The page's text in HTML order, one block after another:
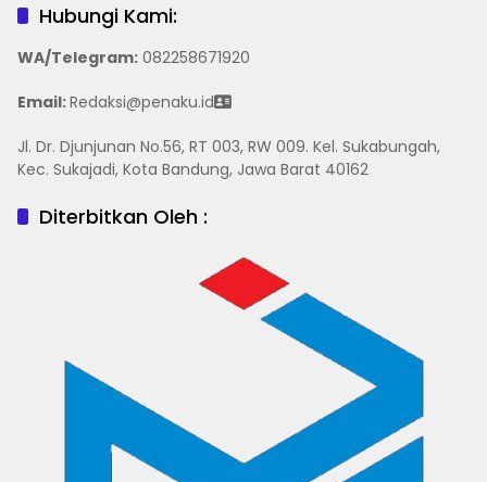
Hubungi Kami:
WA/Telegram: 082258671920
Email:Redaksi@penaku.id
Jl. Dr. Djunjunan No.56, RT 003, RW 009. Kel. Sukabungah,
Kec. Sukajadi, Kota Bandung, Jawa Barat 40162
Diterbitkan Oleh :